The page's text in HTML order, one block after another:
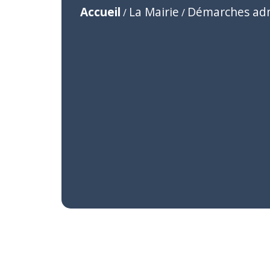
Accueil / La Mairie / Démarches